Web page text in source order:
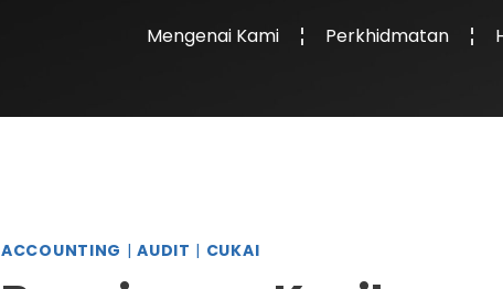
Mengenai Kami Perkhidmatan
ACCOUNTING |AUDIT | CUKAI